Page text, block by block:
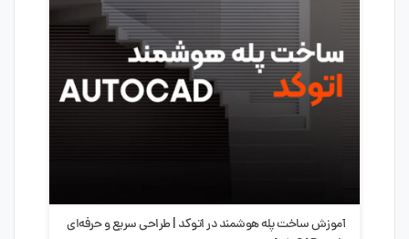
آموزش ساخت پله هوشمند در اتوکد | طراحی سریع و حرفه‌ای